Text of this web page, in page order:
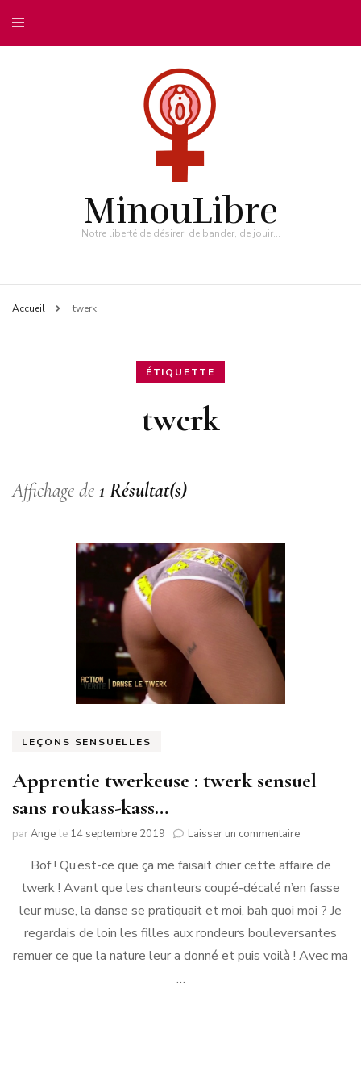
MinouLibre
Notre liberté de désirer, de bander, de jouir…
Accueil twerk
ÉTIQUETTE
twerk
Affichage de 1 Résultat(s)
LEÇONS SENSUELLES
Apprentie twerkeuse : twerk sensuel
sans roukass-kass…
parAnge le 14 septembre 2019 Laisser un commentairesur
twerkeuse
sensuel
sans
kass…
Bof ! Qu’est-ce que ça me faisait chier cette affaire de
twerk ! Avant que les chanteurs coupé-décalé n’en fasse
leur muse, la danse se pratiquait et moi, bah quoi moi ? Je
regardais de loin les filles aux rondeurs bouleversantes
remuer ce que la nature leur a donné et puis voilà ! Avec ma
…